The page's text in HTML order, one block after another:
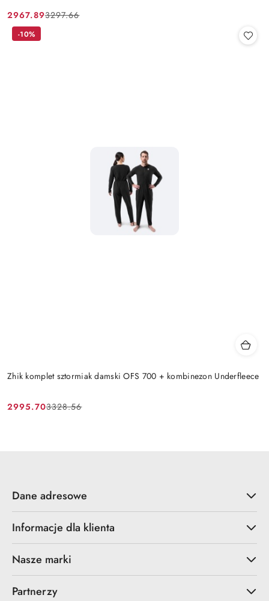
Cena
promocyjna:
2967.89
Cena
przed
3297.66
Zhik komplet sztormiak damski OFS 700 + kombinezon Underfleece
Cena
2995.70
Cena
3328.56
-10%
Dane adresowe
Informacje dla klienta
Nasze marki
Partnerzy